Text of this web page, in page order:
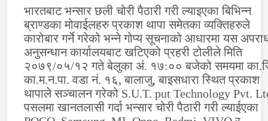
भारतबाट भन्सार छली चोरी पैठारी गरी ल्याइएका बिभिन्न
ब्राण्डका मोवाईलहरु प्रकाश थापा समेतका व्यक्तिहरुले
कारोबार गर्ने गरेको भन्ने गोप्य सूचनाको आधारमा यस
अनुसन्धान कार्यालयबाट खटिएको प्रहरी टोलीले मिति
२०७९/०५/१२ गते बेलुका अं. १७:०० बजेको समयमा
का.म.न.पा. वडा नं. १६, बालाजु, बाइसधारा स्थित प्रकाश
थापाले सञ्चालन गरेको S.U.T. put Technology Pvt.
पसलमा खानतलासी गर्दा भन्सार चोरी पैठारी गरी ल्याईएका